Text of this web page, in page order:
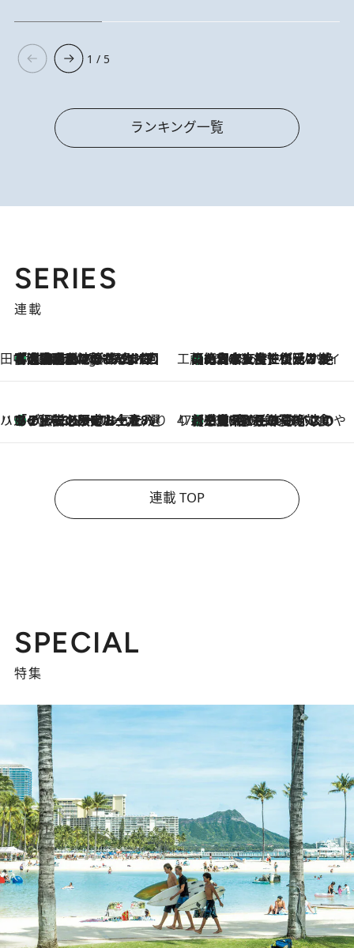
1 / 5
ランキング一覧
SERIES
連載
田中稲の勝手に再ブーム
2 Hours Ago
「湘南乃風に憧れて」観客大盛上がりの“タオル回し”に、ラッパー顔負けの高速歌唱まで…さだまさし（74）のアグレッシブすぎる現在地 工藤まやのおもてなしハワイ
2026.8.6
【ハワイ土産】ローカルの絶大な支持で復活！ 絶品の幻クッキー《元ファンの日本人女性が受け継いだ名店》
ハワイ賢者 リサのお気に入りリスト2026.8.6
あの伝説の限定トートも！ リニューアルした「ディーン＆デルーカ ハワイ」で必須のお土産8選 47都道府県の手みやげ ひんやりスイーツで夏を満喫
2026.8.6
【三重県】この夏絶対食べたい 冷やしておいしいおやつ3選 お餅×アイスの新感覚スイーツ
連載 TOP
SPECIAL
特集